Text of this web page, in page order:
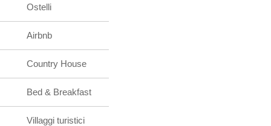
Ostelli
Airbnb
Country House
Bed & Breakfast
Villaggi turistici